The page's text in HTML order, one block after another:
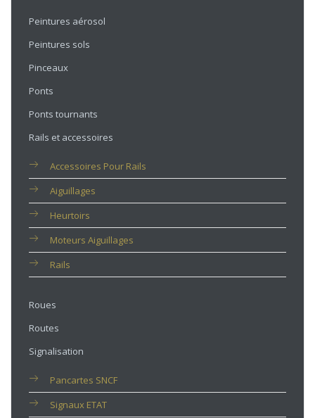
Peintures aérosol
Peintures sols
Pinceaux
Ponts
Ponts tournants
Rails et accessoires
Accessoires Pour Rails
Aiguillages
Heurtoirs
Moteurs Aiguillages
Rails
Roues
Routes
Signalisation
Pancartes SNCF
Signaux ETAT